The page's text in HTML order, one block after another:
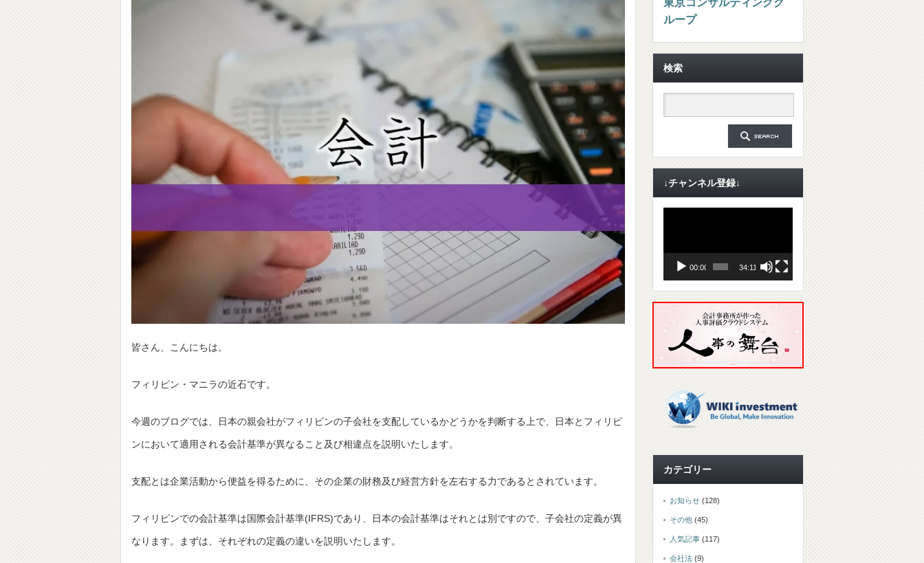
皆さん、こんにちは。
フィリピン・マニラの近石です。
今週のブログでは、日本の親会社がフィリピンの子会社を支配しているかどうかを判断する上で、日本とフィリピ
ンにおいて適用される会計基準が異なること及び相違点を説明いたします。
支配とは企業活動から便益を得るために、その企業の財務及び経営方針を左右する力であるとされています。
フィリピンでの会計基準は国際会計基準(IFRS)であり、日本の会計基準はそれとは別ですので、子会社の定義が異
なります。まずは、それぞれの定義の違いを説明いたします。
東京コンサルティンググ
ループ
検索
↓チャンネル登録↓
ー
00:00 34:11
カテゴリー
お知らせ (128)
その他 (45)
人気記事 (117)
会社法 (9)